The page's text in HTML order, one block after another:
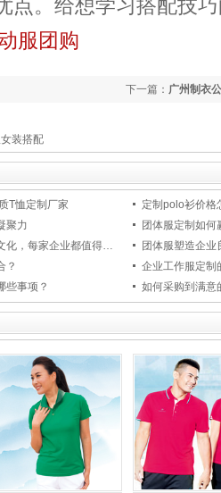
点。给想学习搭配技
服团购
下一篇： 广州制衣
装搭配
T恤定制厂家
定制polo衫价格
聚力
团体服定制如何
团体服作为展示团队的一种文化，每家企业都值得拥有！
团体服塑造企
？
企业工作服定制
些事项？
如何采购到满意